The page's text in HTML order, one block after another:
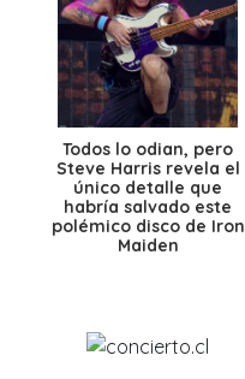
Todos lo odian, pero
Steve Harris revela el
único detalle que
habría salvado este
polémico disco de Iron
Maiden